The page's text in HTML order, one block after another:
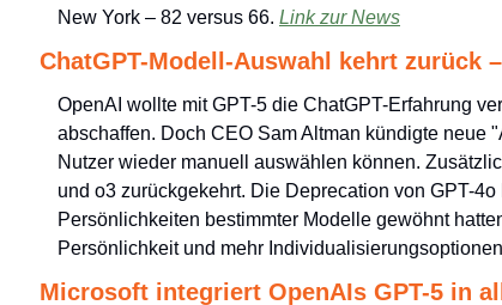
New York – 82 versus 66. Link zur News
ChatGPT-Modell-Auswahl kehrt zurück
OpenAI wollte mit GPT-5 die ChatGPT-Erfahrung
abschaffen. Doch CEO Sam Altman kündigte neue
Nutzer wieder manuell auswählen können.
und o3 zurückgekehrt. Die Deprecation von GPT-
Persönlichkeiten bestimmter Modelle gewöhnt
Persönlichkeit und mehr
Microsoft integriert OpenAIs GPT-5 in